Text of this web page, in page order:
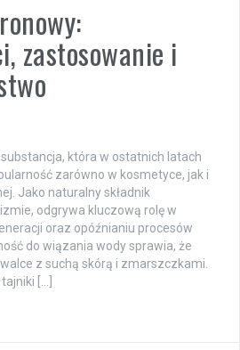
zastosowanie i
która w ostatnich latach
zarówno w kosmetyce, jak i
Jako naturalny składnik
odgrywa kluczową rolę w
oraz opóźnianiu procesów
do wiązania wody sprawia, że
z suchą skórą i zmarszczkami.
[…]